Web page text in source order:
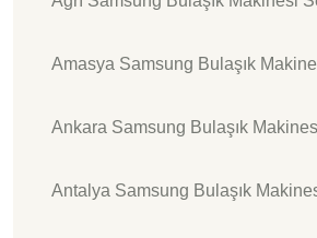
Amasya Samsung Bulaşık
Ankara Samsung Bulaşık
Antalya Samsung Bulaşık